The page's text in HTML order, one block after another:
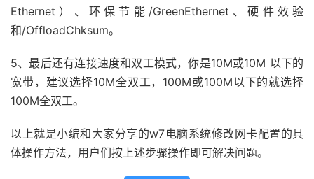
Ethernet）、环保节能/GreenEthernet、硬件效验
和/OffloadChksum。
5、最后还有连接速度和双工模式，你是10M或10M 以下的
宽带，建议选择10M全双工，100M或100M以下的就选择
100M全双工。
以上就是小编和大家分享的w7电脑系统修改网卡配置的具
体操作方法，用户们按上述步骤操作即可解决问题。